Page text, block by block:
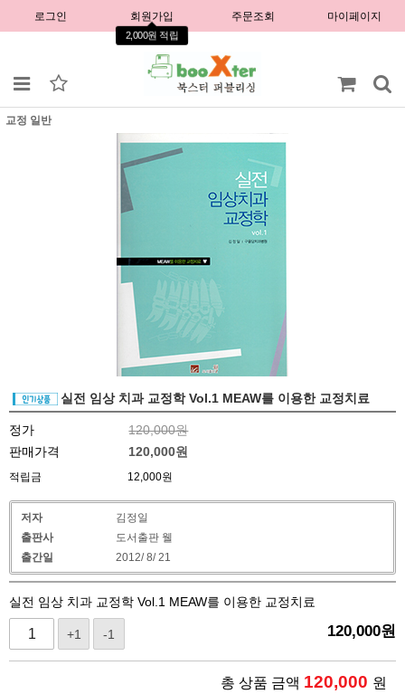
로그인 회원가입
2,000원 적립
주문조회 마이페이지
교정 일반
실전 임상 치과 교정학 Vol.1 MEAW를 이용한 교정치료
정가
120,000원
판매가격
120,000원
적립금 12,000원
저자
김정일
출판사
도서출판 웰
출간일
2012/ 8/ 21
실전 임상 치과 교정학 Vol.1 MEAW를 이용한 교정치료
+1 -1 120,000원
총 상품 금액 120,000 원